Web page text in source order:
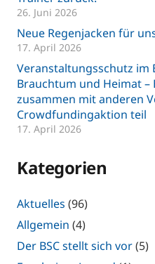
26. Juni 2026
Neue Regenjacken für
17. April 2026
Veranstaltungsschutz im
Brauchtum und Heimat –
zusammen mit anderen
Crowdfundingaktion teil
17. April 2026
Kategorien
Aktuelles (96)
Allgemein (4)
Der BSC stellt sich vor(5)